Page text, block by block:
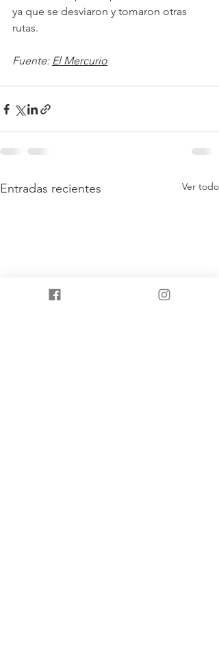
ya que se desviaron y tomaron otras
rutas.
Fuente: El Mercurio
Entradas recientes Ver todo